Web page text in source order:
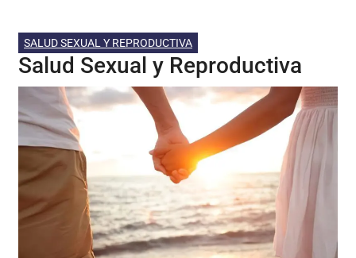
SALUD SEXUAL Y REPRODUCTIVA
Salud Sexual y Reproductiva